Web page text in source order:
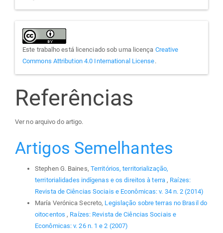
Este trabalho está licenciado sob uma licença Creative
Commons Attribution 4.0 International License.
Referências
Ver no arquivo do artigo.
Artigos Semelhantes
Stephen G. Baines, Territórios, territorialização,
territorialidades indígenas e os direitos à terra, Raízes:
Revista de Ciências Sociais e Econômicas: v. 34 n. 2 (2014)
María Verónica Secreto, Legislação sobre terras no Brasil do
oitocentos, Raízes: Revista de Ciências Sociais e
Econômicas: v. 26 n. 1 e 2 (2007)